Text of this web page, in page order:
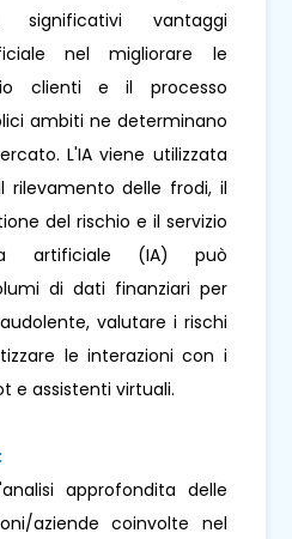
vantaggi
nel migliorare le
clienti e il processo
ambiti ne determinano
L'IA viene utilizzata
rilevamento delle frodi, il
del rischio e il servizio
artificiale (IA) può
di dati finanziari per
valutare i rischi
le interazioni con i
e assistenti virtuali.
approfondita delle
aziende coinvolte nel